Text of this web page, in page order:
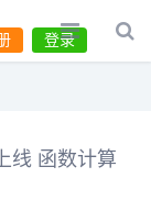
登录
线 函数计算